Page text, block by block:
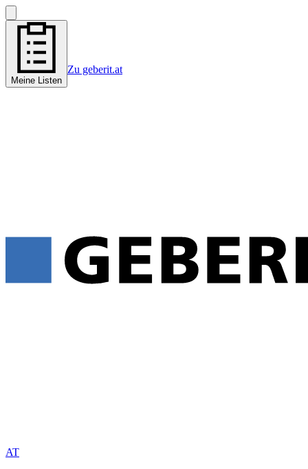
Meine Listen
Zu geberit.at
AT